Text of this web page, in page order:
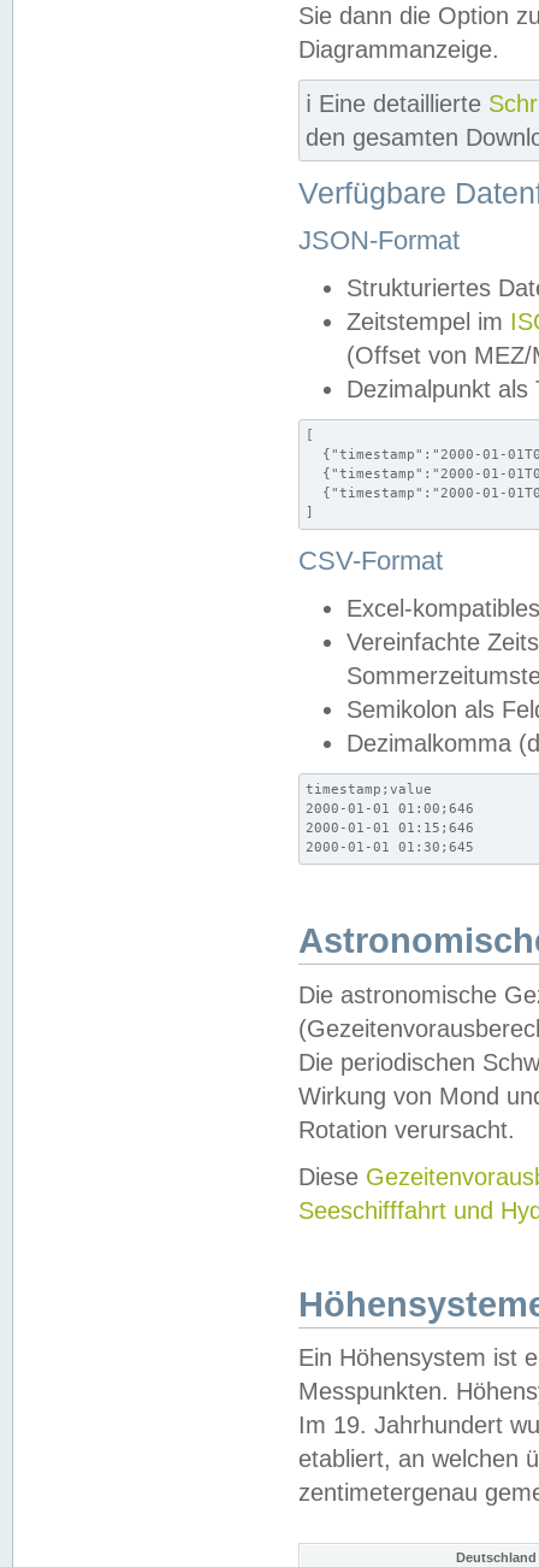
Sie dann die Option
Diagrammanzeige.
ℹ️ Eine detaillierte
den gesamten
Verfügbare
JSON-Format
Strukturiertes
Zeitstempel im
(Offset von MEZ/
Dezimalpunkt als
[
{"timestamp":"2000-01-
{"timestamp":"2000-01-
{"timestamp":"2000-01-
]
CSV-Format
Excel-
Vereinfachte
Semikolon als
Dezimalkomma
timestamp;value
2000-01-01 01:00;646
2000-01-01 01:15;646
2000-01-01 01:30;645
Die astronomische
Die periodischen
Wirkung von Mond
Rotation verursacht.
Diese
Seeschifffahrt und
Ein Höhensystem ist
Messpunkten.
Im 19. Jahrhundert
etabliert, an welchen
zentimetergenau